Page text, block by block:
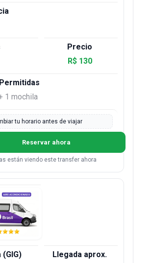
R$ 130
1 mochila
tu horario antes de viajar
Reservar ahora
están viendo este transfer ahora